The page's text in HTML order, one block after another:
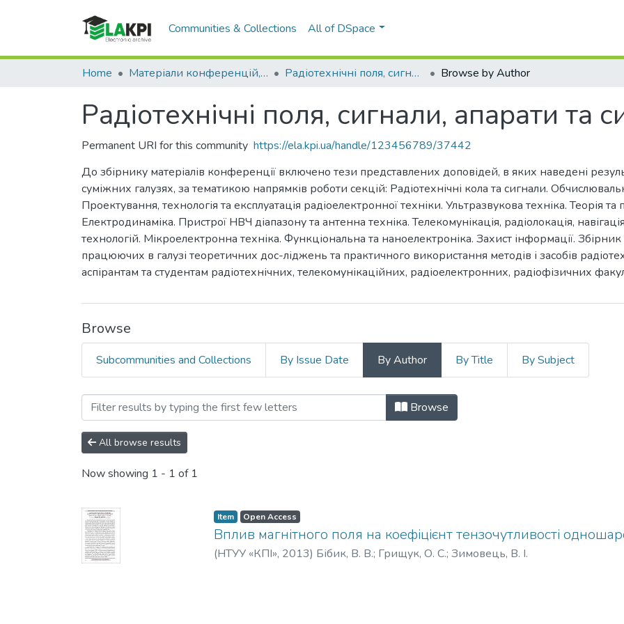
Communities & Collections All of DSpace
Home Матеріали конференцій, семінарів і т.п. Радіотехнічні поля, сигнали, апарати та системи Browse by Author
Радіотехнічні поля, сигнали, апарати та
Permanent URI for this community https://ela.kpi.ua/handle/123456789/37442
До збірнику матеріалів конференції включено тези представлених доповідей, в яких наведені
суміжних галузях, за тематикою напрямків роботи секцій: Радіотехнічні кола та сигнали.
Проектування, технологія та експлуатація радіоелектронної техніки. Ультразвукова техніка. Теорія
Електродинаміка. Пристрої НВЧ діапазону та антенна техніка. Телекомунікація, радіолокація,
технологій. Мікроелектронна техніка. Функціональна та наноелектроніка. Захист інформації. Збірник
працюючих в галузі теоретичних дос-ліджень та практичного використання методів і засобів
аспірантам та студентам радіотехнічних, телекомунікаційних, радіоелектронних, радіофізичних
Browse
Subcommunities and Collections By Issue Date By Author By Title By Subject
Browsing Радіотехнічні поля, сигнали, апарати та системи
Browse
All browse results
Now showing 1 - 1 of 1
Item Open Access
Вплив магнітного поля на коефіцієнт тензочутливості
(НТУУ «КПІ», 2013) Бібик, В. В.; Грищук, О. С.; Зимовець, В. І.